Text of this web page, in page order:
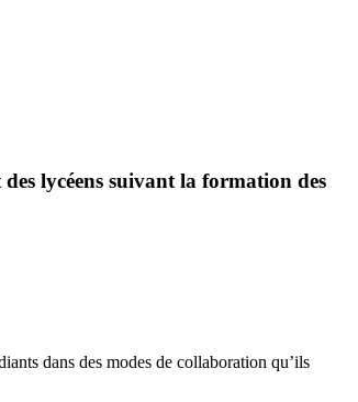
lycéens suivant la formation des
dans des modes de collaboration qu’ils